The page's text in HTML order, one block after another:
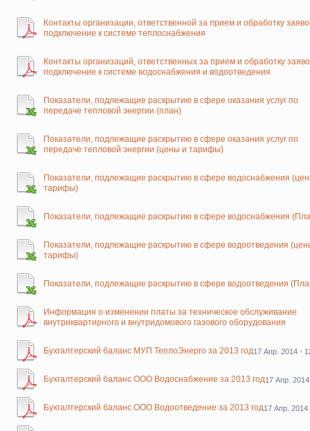
Контакты организации, ответственной за прием и обработку
подключение к системе теплоснабжения
Контакты организаций, ответственных за прием и обработку
подключение к системе водоснабжения и водоотведения
Показатели, подлежащие раскрытию в сфере оказания услуг по
передаче тепловой энергии (план)
Показатели, подлежащие раскрытию в сфере оказания услуг по
передаче тепловой энергии (цены и тарифы)
Показатели, подлежащие раскрытию в сфере водоснабжения
тарифы)
Показатели, подлежащие раскрытию в сфере водоснабжения
Показатели, подлежащие раскрытию в сфере водоотведения
тарифы)
Показатели, подлежащие раскрытию в сфере водоотведения
Информация о изменении платы за техническое обслуживание
внутриквартирного и внутридомового газового оборудования
Бухгалтерский баланс МУП ТеплоЭнерго за 2013 год17 Апр. 2014 -
Бухгалтерский баланс ООО Водоснабжение за 2013 год17 Апр.
Бухгалтерский баланс ООО Водоотведение за 2013 год17 Апр. 2014